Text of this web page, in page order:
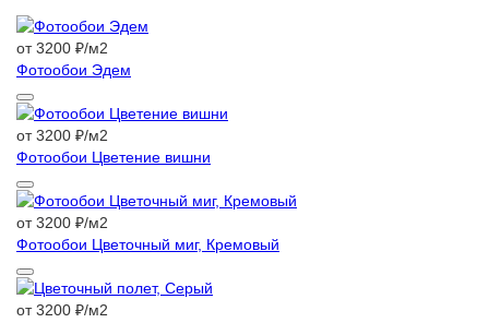
от 3200 ₽/м2
Фотообои Эдем
от 3200 ₽/м2
Фотообои Цветение вишни
от 3200 ₽/м2
Фотообои Цветочный миг, Кремовый
от 3200 ₽/м2